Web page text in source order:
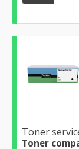
Toner
Toner